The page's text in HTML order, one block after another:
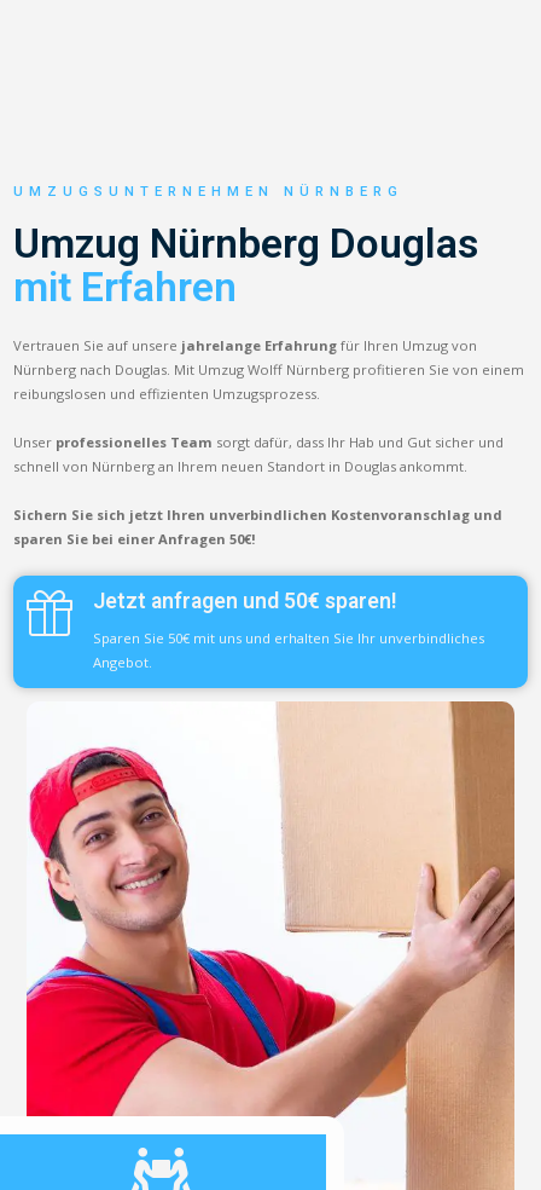
UMZUGSUNTERNEHMEN NÜRNBERG
Umzug Nürnberg Douglas
mit Erfahren
Vertrauen Sie auf unsere jahrelange Erfahrung für Ihren Umzug von
Nürnberg nach Douglas. Mit Umzug Wolff Nürnberg profitieren Sie von einem
reibungslosen und effizienten Umzugsprozess.
Unser professionelles Team sorgt dafür, dass Ihr Hab und Gut sicher und
schnell von Nürnberg an Ihrem neuen Standort in Douglas ankommt.
Sichern Sie sich jetzt Ihren unverbindlichen Kostenvoranschlag und
sparen Sie bei einer Anfragen 50€!
Jetzt anfragen und 50€ sparen!
Sparen Sie 50€ mit uns und erhalten Sie Ihr unverbindliches
Angebot.